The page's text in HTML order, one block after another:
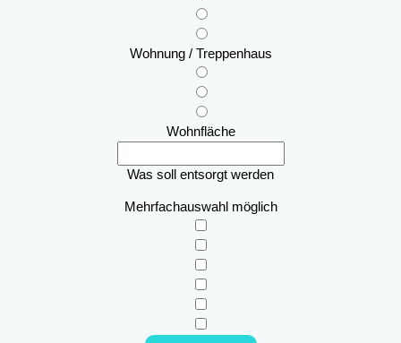
Wohnung / Treppenhaus
Wohnfläche
Was soll entsorgt werden
Mehrfachauswahl möglich